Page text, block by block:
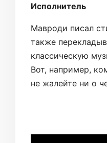
Исполнитель
Мавроди писал
также
классическую
Вот, например,
не жалейте ни о